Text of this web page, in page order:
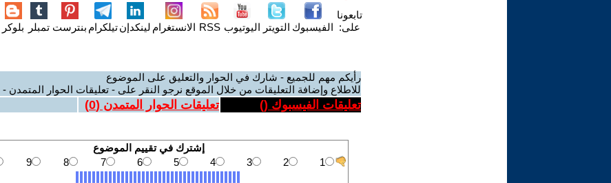
تابعونا
على: الفيسبوك التويتر اليوتيوب RSS الانستغرام لينكدإنتيلكرام بنترست تمبلر بلوكر
رأيكم مهم للجميع - شارك في الحوار والتعليق على الموضوع
للاطلاع وإضافة التعليقات من خلال الموقع نرجو النقر على - تعليقات الحوار المتمدن -
تعليقات الفيسبوك () تعليقات الحوار المتمدن (0
)